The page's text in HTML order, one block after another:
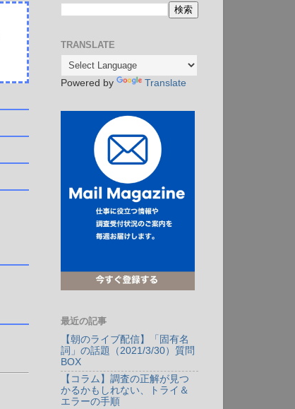
TRANSLATE
Powered by Translate
最近の記事
【朝のライブ配信】「固有名
詞」の話題（2021/3/30）質問
BOX
【コラム】調査の正解が見つ
かるかもしれない、トライ＆
エラーの手順